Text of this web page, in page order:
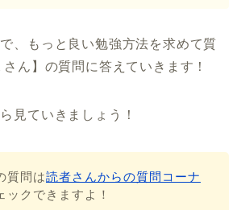
、もっと良い勉強方法を求めて質
ん】の質問に答えていきます！
見ていきましょう！
質問は読者さんからの質問コーナ
ックできますよ！